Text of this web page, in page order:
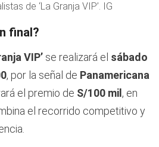
de ‘La Granja VIP’. IG
final?
VIP’ se realizará el sábado
, por la señal de Panamericana
el premio de S/100 mil , en
el recorrido competitivo y